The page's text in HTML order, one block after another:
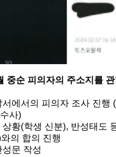
중순 피의자의 주소지를
서에서의 피의자 조사 진행
사)
상황(학생 신분), 반성태도
의 합의 진행
성문 작성